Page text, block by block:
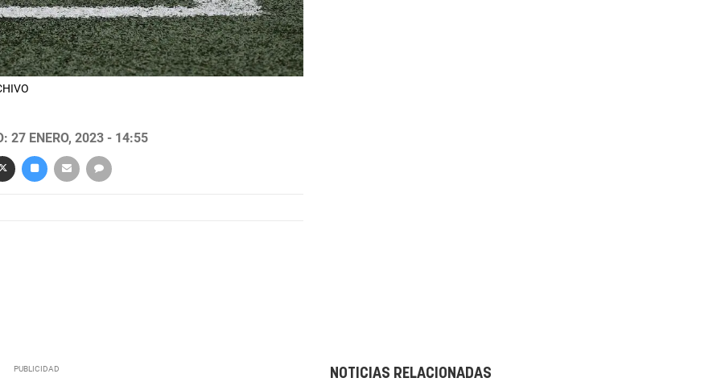
27 ENERO, 2023 - 14:55
NOTICIAS RELACIONADAS